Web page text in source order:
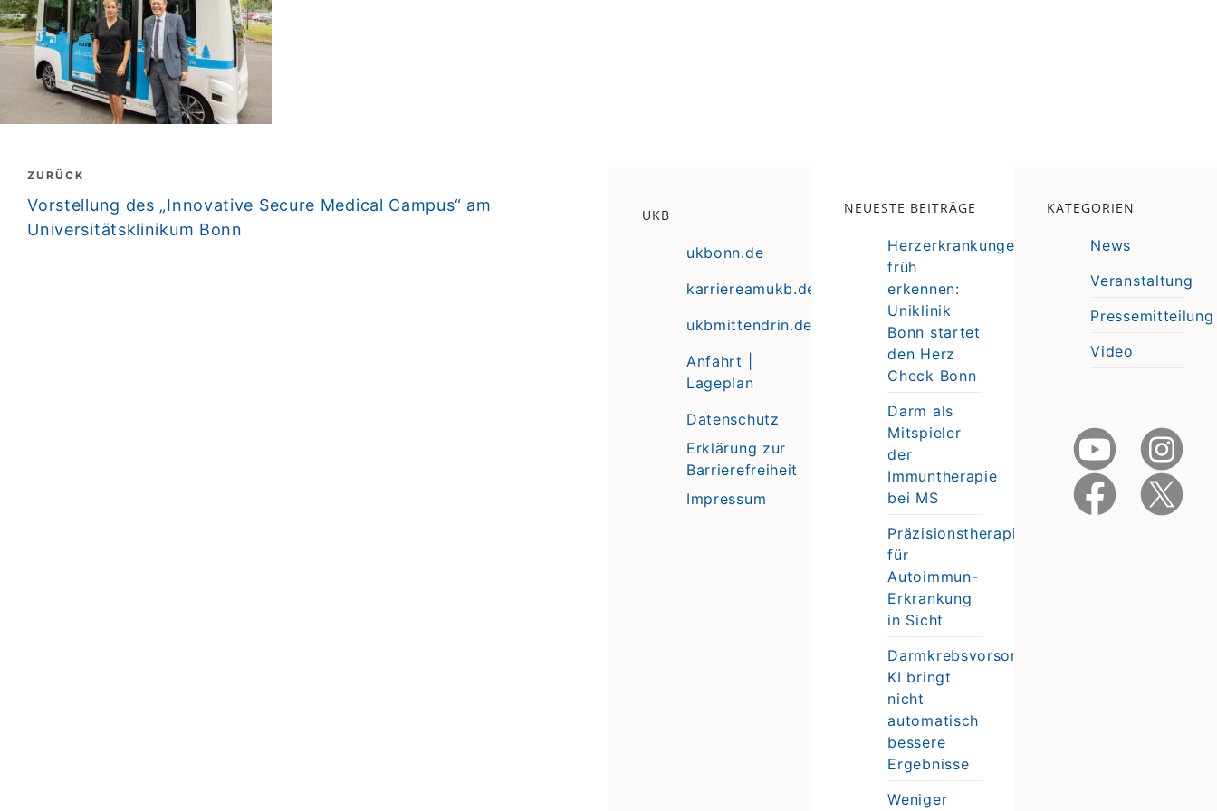
Beitragsnavigation
ZURÜCK
zurück
Vorstellung des „Innovative Secure Medical Campus“ am
Universitätsklinikum Bonn
UKB
ukbonn.de
karriereamukb.de
ukbmittendrin.de
Anfahrt |
Lageplan
Datenschutz
Erklärung zur
Barrierefreiheit
Impressum
NEUESTE BEITRÄGE
Herzerkrankungen
früh
erkennen:
Uniklinik
Bonn startet
den Herz
Check Bonn
Darm als
Mitspieler
der
Immuntherapie
bei MS
Präzisionstherapie
für
Autoimmun-
Erkrankung
in Sicht
Darmkrebsvorsorge:
KI bringt
nicht
automatisch
bessere
Ergebnisse
Weniger
KATEGORIEN
News
Veranstaltung
Pressemitteilung
Video